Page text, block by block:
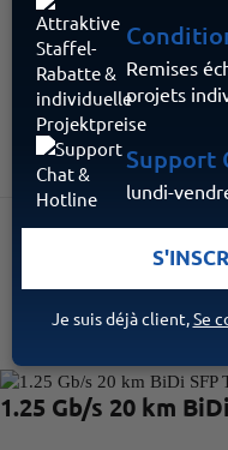
1 - 10 /
1.25 Gb/s 20 km
Remises
projets
Support
lundi-
Je suis déjà client,Se